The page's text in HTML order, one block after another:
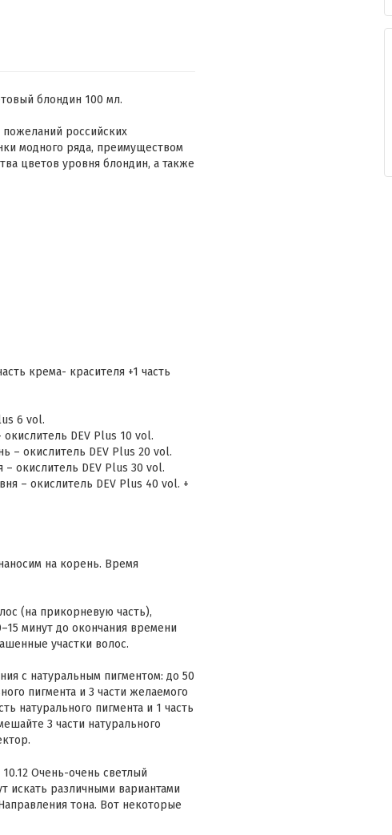
блондин 100 мл.
пожеланий российских
модного ряда, преимуществом
цветов уровня блондин, а также
крема- красителя +1 часть
6 vol.
DEV Plus 10 vol.
– окислитель DEV Plus 20 vol.
окислитель DEV Plus 30 vol.
– окислитель DEV Plus 40 vol. +
на корень. Время
(на прикорневую часть),
минут до окончания времени
участки волос.
с натуральным пигментом: до 50
пигмента и 3 части желаемого
натурального пигмента и 1 часть
3 части натурального
Очень-очень светлый
искать различными вариантами
тона. Вот некоторые